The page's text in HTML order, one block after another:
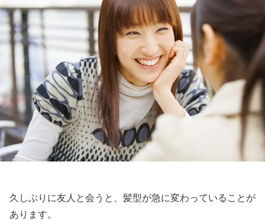
久しぶりに友人と会うと、髪型が急に変わっていることが
あります。